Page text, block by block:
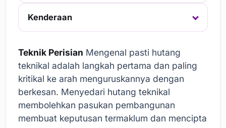
Kenderaan
Teknik Perisian Mengenal pasti hutang
teknikal adalah langkah pertama dan paling
kritikal ke arah menguruskannya dengan
berkesan. Menyedari hutang teknikal
membolehkan pasukan pembangunan
membuat keputusan termaklum dan mencipta